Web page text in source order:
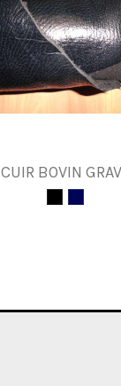
CUIR BOVIN